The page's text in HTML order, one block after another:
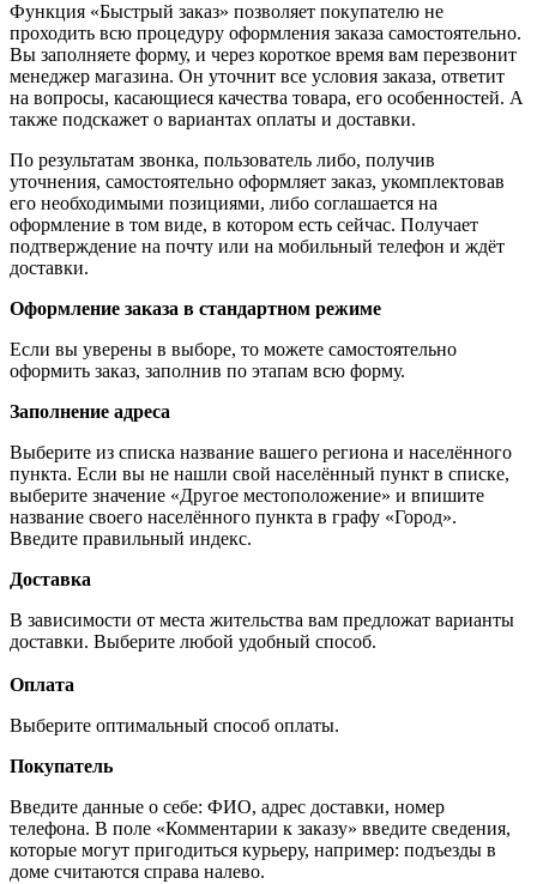
Функция «Быстрый заказ» позволяет покупателю не
проходить всю процедуру оформления заказа самостоятельно.
Вы заполняете форму, и через короткое время вам перезвонит
менеджер магазина. Он уточнит все условия заказа, ответит
на вопросы, касающиеся качества товара, его особенностей. А
также подскажет о вариантах оплаты и доставки.
По результатам звонка, пользователь либо, получив
уточнения, самостоятельно оформляет заказ, укомплектовав
его необходимыми позициями, либо соглашается на
оформление в том виде, в котором есть сейчас. Получает
подтверждение на почту или на мобильный телефон и ждёт
доставки.
Оформление заказа в стандартном режиме
Если вы уверены в выборе, то можете самостоятельно
оформить заказ, заполнив по этапам всю форму.
Заполнение адреса
Выберите из списка название вашего региона и населённого
пункта. Если вы не нашли свой населённый пункт в списке,
выберите значение «Другое местоположение» и впишите
название своего населённого пункта в графу «Город».
Введите правильный индекс.
Доставка
В зависимости от места жительства вам предложат варианты
доставки. Выберите любой удобный способ.
Оплата
Выберите оптимальный способ оплаты.
Покупатель
Введите данные о себе: ФИО, адрес доставки, номер
телефона. В поле «Комментарии к заказу» введите сведения,
которые могут пригодиться курьеру, например: подъезды в
доме считаются справа налево.